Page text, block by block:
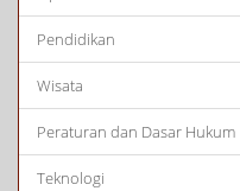
Pendidikan
Wisata
Peraturan dan Dasar Hukum
Teknologi